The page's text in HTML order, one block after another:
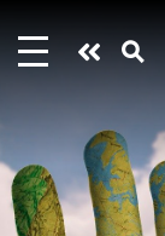
Take
action